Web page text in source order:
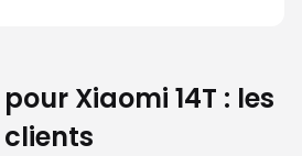
Xiaomi 14T : les